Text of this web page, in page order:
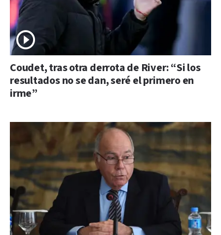
Coudet, tras otra derrota de River: “Si los
resultados no se dan, seré el primero en
irme”